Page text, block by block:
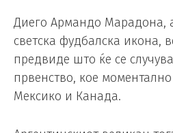
Диего Армандо Марадона,
светска фудбалска икона,
предвиде што ќе се
првенство, кое
Мексико и Канада.